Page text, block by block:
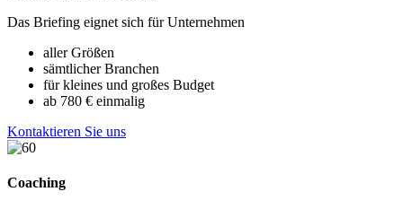
Das Briefing eignet sich für Unternehmen
aller Größen
sämtlicher Branchen
für kleines und großes Budget
ab 780 € einmalig
Kontaktieren Sie uns
Coaching